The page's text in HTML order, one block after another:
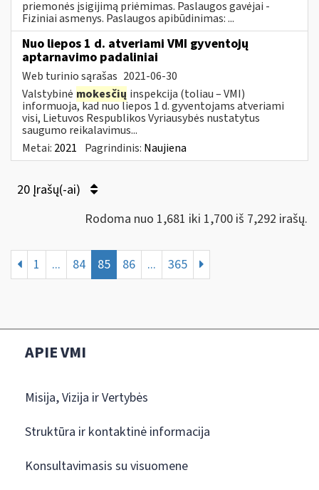
priemonės įsigijimą priėmimas. Paslaugos gavėjai -
Fiziniai asmenys. Paslaugos apibūdinimas: ...
Nuo liepos 1 d. atveriami VMI gyventojų
aptarnavimo padaliniai
Web turinio sąrašas 2021-06-30
Valstybinė mokesčių inspekcija (toliau – VMI)
informuoja, kad nuo liepos 1 d. gyventojams atveriami
visi, Lietuvos Respublikos Vyriausybės nustatytus
saugumo reikalavimus...
Metai: 2021 Pagrindinis: Naujiena
20 Įrašų(-ai)
Rodoma nuo 1,681 iki 1,700 iš 7,292 irašų.
1 ... 84 85 86 ... 365
APIE VMI
Misija, Vizija ir Vertybės
Struktūra ir kontaktinė informacija
Konsultavimasis su visuomene